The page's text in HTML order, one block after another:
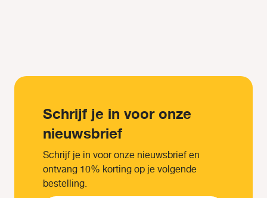
Schrijf je in voor onze
nieuwsbrief
Schrijf je in voor onze nieuwsbrief en
ontvang 10% korting op je volgende
bestelling.